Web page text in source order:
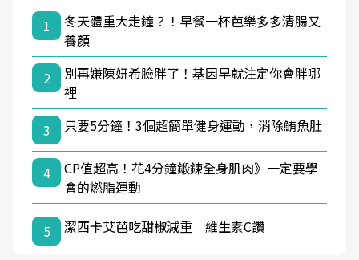
1
冬天體重大走鐘？！早餐一杯芭樂多多清腸又
養顏
2
別再嫌陳妍希臉胖了！基因早就注定你會胖哪
裡
3
只要5分鐘！3個超簡單健身運動，消除鮪魚肚
4
CP值超高！花4分鐘鍛鍊全身肌肉》一定要學
會的燃脂運動
5 潔西卡艾芭吃甜椒減重 維生素C讚